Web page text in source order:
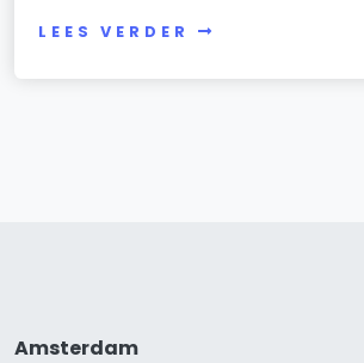
LEES VERDER
Amsterdam